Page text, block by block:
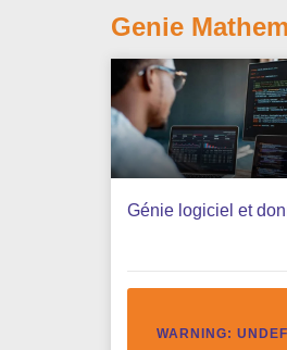
Genie
Génie logiciel et
WARNING: